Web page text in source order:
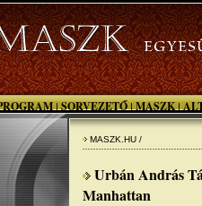
| SORVEZETŐ | MASZK |
MASZK.HU /
Urbán András
Manhattan